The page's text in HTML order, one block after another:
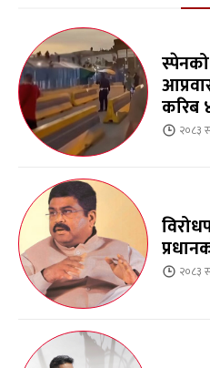
करिब
२०८३
२०८३